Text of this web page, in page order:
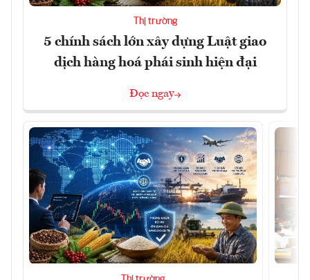
Thị trường
5 chính sách lớn xây dựng Luật giao
dịch hàng hoá phái sinh hiện đại
Đọc ngay